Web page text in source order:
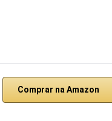
Comprar na Amazon